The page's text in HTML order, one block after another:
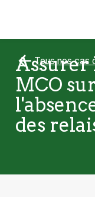
Tous nos cas
Assurer
MCO
des